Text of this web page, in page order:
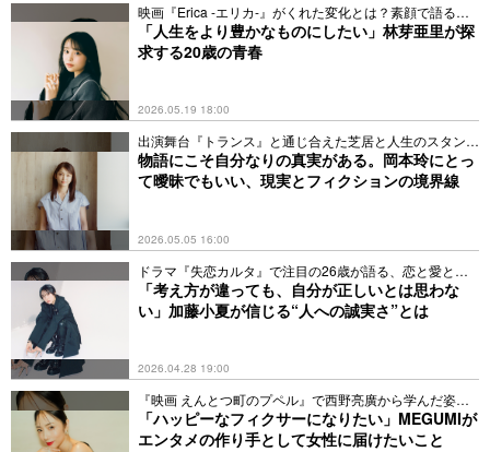
映画『Erica -エリカ-』がくれた変化とは？素顔で語る近
況も
「人生をより豊かなものにしたい」林芽亜里が探
求する20歳の青春
2026.05.19 18:00
出演舞台『トランス』と通じ合えた芝居と人生のスタンス
とは
物語にこそ自分なりの真実がある。岡本玲にとっ
て曖昧でもいい、現実とフィクションの境界線
2026.05.05 16:00
ドラマ『失恋カルタ』で注目の26歳が語る、恋と愛と友
情観
「考え方が違っても、自分が正しいとは思わな
い」加藤小夏が信じる“人への誠実さ”とは
2026.04.28 19:00
『映画 えんとつ町のプペル』で西野亮廣から学んだ姿勢
とは
「ハッピーなフィクサーになりたい」MEGUMIが
エンタメの作り手として女性に届けたいこと